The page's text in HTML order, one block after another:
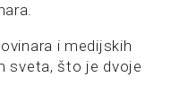
i medijskih
sveta, što je dvoje